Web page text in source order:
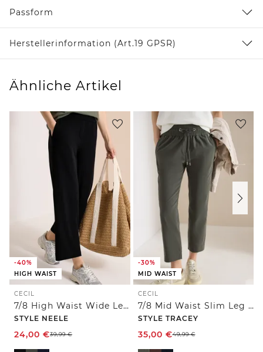
Passform
Herstellerinformation (Art.19 GPSR)
Ähnliche Artikel
-40%
HIGH WAIST
CECIL
7/8 High Waist Wide Leg Jerseyhose im Loose Fit
STYLE NEELE
24,00 €39,99€
-30%
MID WAIST
CECIL
7/8 Mid Waist Slim Leg Hose im Casual Fit
STYLE TRACEY
35,00 €49,99€